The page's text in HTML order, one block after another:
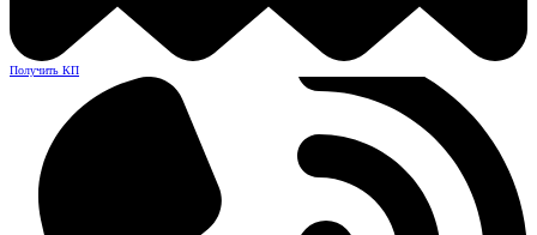
Получить КП